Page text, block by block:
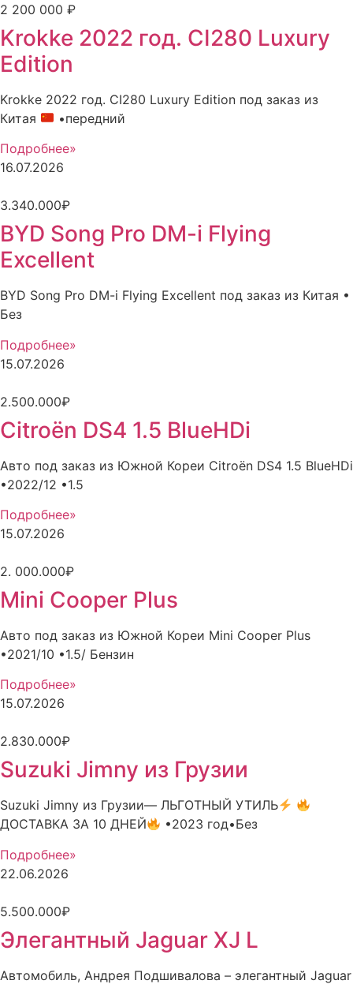
2 200 000 ₽
Krokke 2022 год. CI280 Luxury
Edition
Krokke 2022 год. CI280 Luxury Edition под заказ из
Китая
•передний
Подробнее»
16.07.2026
3.340.000₽
BYD Song Pro DM-i Flying
Excellent
BYD Song Pro DM-i Flying Excellent под заказ из Китая •
Без
Подробнее»
15.07.2026
2.500.000₽
Citroën DS4 1.5 BlueHDi
Авто под заказ из Южной Кореи Citroën DS4 1.5 BlueHDi
•2022/12 •1.5
Подробнее»
15.07.2026
2. 000.000₽
Mini Cooper Plus
Авто под заказ из Южной Кореи Mini Cooper Plus
•2021/10 •1.5/ Бензин
Подробнее»
15.07.2026
2.830.000₽
Suzuki Jimny из Грузии
Suzuki Jimny из Грузии— ЛЬГОТНЫЙ УТИЛЬ
ДОСТАВКА ЗА 10 ДНЕЙ
•2023 год•Без
Подробнее»
22.06.2026
5.500.000₽
Элегантный Jaguar XJ L
Автомобиль, Андрея Подшивалова – элегантный Jaguar